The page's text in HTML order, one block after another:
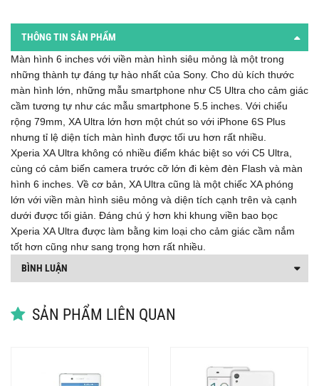
THÔNG TIN SẢN PHẨM
Màn hình 6 inches với viền màn hình siêu mỏng là một trong
những thành tự đáng tự hào nhất của Sony. Cho dù kích thước
màn hình lớn, những mẫu smartphone như C5 Ultra cho cảm giác
cầm tương tự như các mẫu smartphone 5.5 inches. Với chiểu
rộng 79mm, XA Ultra lớn hơn một chút so với iPhone 6S Plus
nhưng tỉ lệ diện tích màn hình được tối ưu hơn rất nhiều.
Xperia XA Ultra không có nhiều điểm khác biệt so với C5 Ultra,
cùng có cảm biến camera trước cỡ lớn đi kèm đèn Flash và màn
hình 6 inches. Về cơ bản, XA Ultra cũng là một chiếc XA phóng
lớn với viền màn hình siêu mỏng và diện tích cạnh trên và cạnh
dưới được tối giản. Đáng chú ý hơn khi khung viền bao bọc
Xperia XA Ultra được làm bằng kim loại cho cảm giác cầm nắm
tốt hơn cũng như sang trọng hơn rất nhiều.
BÌNH LUẬN
SẢN PHẨM LIÊN QUAN